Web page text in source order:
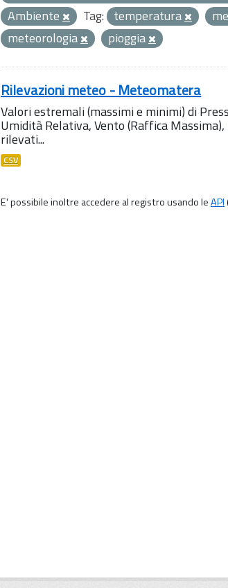
Ambiente
Tag: temperatura
meteorologia
pioggia
Rilevazioni meteo - Meteomatera
Valori estremali (massimi e minimi) di
Umidità Relativa, Vento (Raffica
rilevati...
CSV
E' possibile inoltre accedere al registro usando leAPI